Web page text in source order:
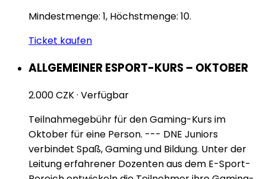
Mindestmenge: 1, Höchstmenge: 10.
Ticket kaufen
ALLGEMEINER ESPORT-KURS – OKTOBER
2.000 CZK· Verfügbar
Teilnahmegebühr für den Gaming-Kurs im
Oktober für eine Person. --- DNE Juniors
verbindet Spaß, Gaming und Bildung. Unter der
Leitung erfahrener Dozenten aus dem E-Sport-